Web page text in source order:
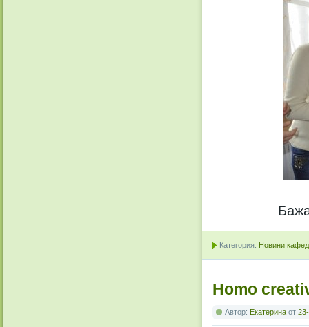
Категория: Новини
Homo
Автор: Екатерина от